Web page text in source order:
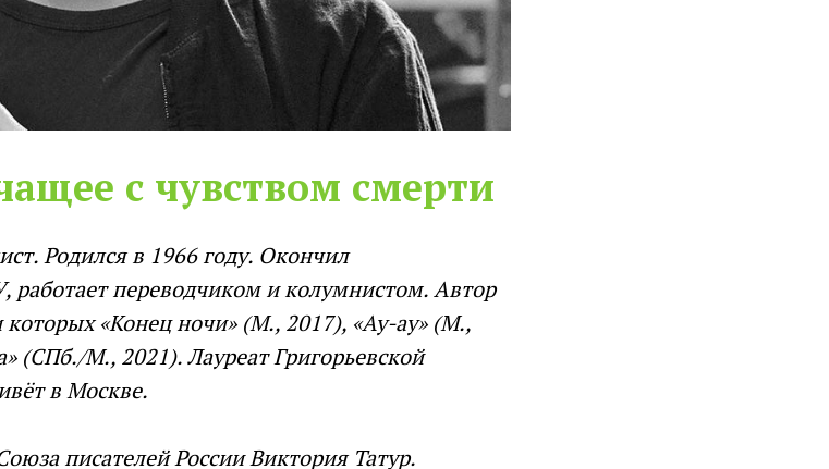
с чувством смерти
Родился в 1966 году. Окончил
работает переводчиком и колумнистом. Автор
которых «Конец ночи» (М., 2017), «Ау-ау» (М.,
(СПб./М., 2021). Лауреат Григорьевской
в Москве.
писателей России Виктория Татур.